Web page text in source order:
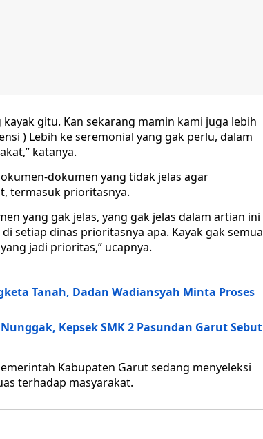
gitu. Kan sekarang mamin kami juga lebih
) Lebih ke seremonial yang gak perlu, dalam
katanya.
dokumen yang tidak jelas agar
termasuk prioritasnya.
yang gak jelas, yang gak jelas dalam artian ini
setiap dinas prioritasnya apa. Kayak gak semua
jadi prioritas,” ucapnya.
Tanah, Dadan Wadiansyah Minta Proses
Kepsek SMK 2 Pasundan Garut Sebut
Kabupaten Garut sedang menyeleksi
terhadap masyarakat.